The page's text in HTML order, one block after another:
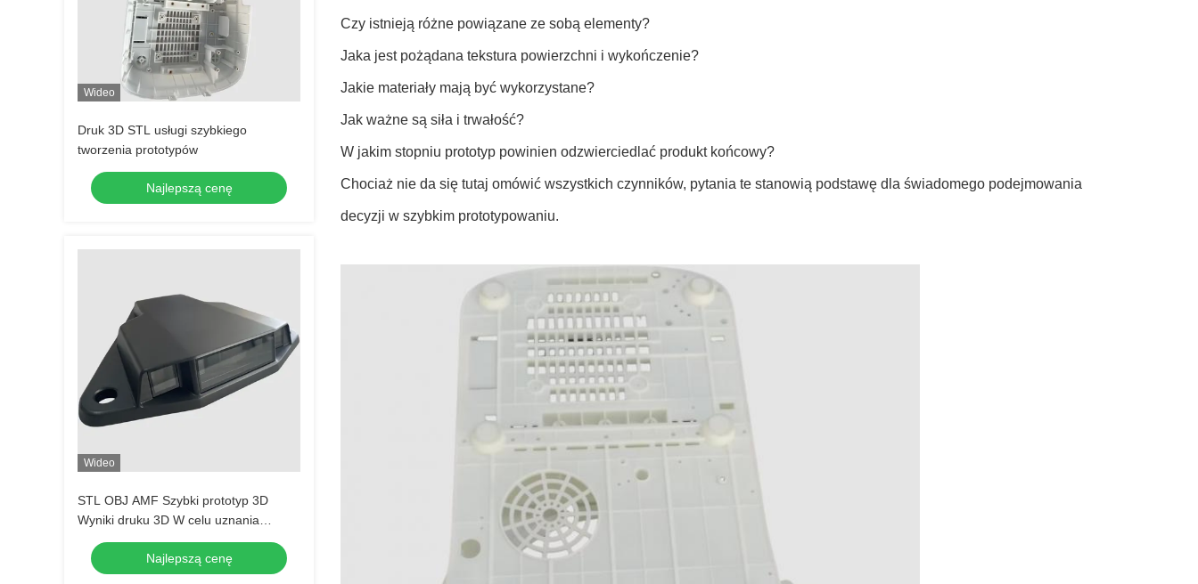
Wideo
Druk 3D STL usługi szybkiego
tworzenia prototypów
Najlepszą cenę
Wideo
STL OBJ AMF Szybki prototyp 3D
Wyniki druku 3D W celu uznania
grubości 3,2 μm dla udanych
prototypów
Najlepszą cenę
Czy istnieją różne powiązane ze sobą elementy?
Jaka jest pożądana tekstura powierzchni i wykończenie?
Jakie materiały mają być wykorzystane?
Jak ważne są siła i trwałość?
W jakim stopniu prototyp powinien odzwierciedlać produkt końcowy?
Chociaż nie da się tutaj omówić wszystkich czynników, pytania te stanowią podstawę dla świadomego podejmowania
decyzji w szybkim prototypowaniu.